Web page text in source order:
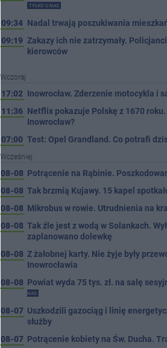
TYLKO U NAS
09:34 Nadal trwają poszukiwania
09:19 Zakazy ich nie zatrzymały.
kierowców
Wczoraj
17:02 Inowrocław. Zderzenie motocykla i
11:36 Netflix pokazuje Polskę z 1670
Inowrocław?
07:00 Test: Opel Grandland. Co potrafi
Wcześniej
08-08 Potrącenie na Rąbinie.
08-08 Tak brzmią Kujawy. 15 kapel
08-08 Mikrobus w rowie. Utrudnienia na
08-08 Tak źle jest z wodą w Solankach.
zaplanowano dolewkę
08-08 Z żałobnej karty. Nie żyje były
Inowrocławia
08-08 Powiat wyda 75 tys. zł. na salę
NAS
08-07 Uszkodzili gazociąg i linię
służby
08-07 Potrącenie kobiety na Św. Ducha.